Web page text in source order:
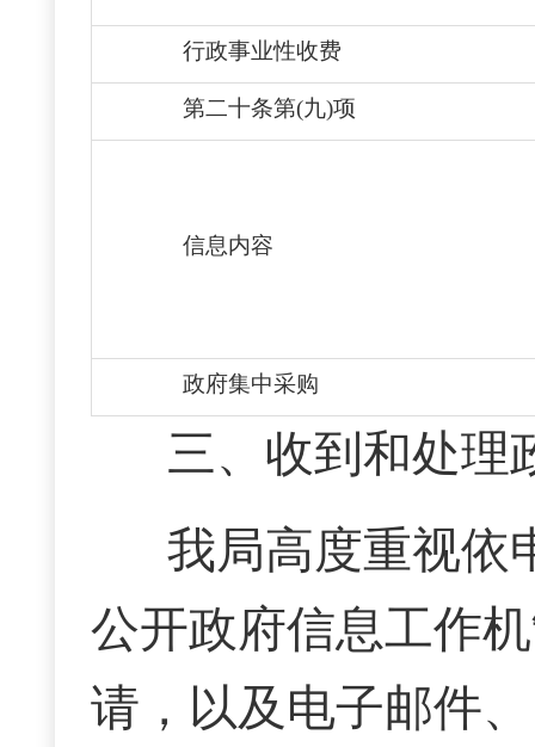
行政事业性收费
第二十条第(九)项
信息内容
政府集中采购
三、 收到和处理
我局高度重视依
公开政府信息工作
请，以及电子邮件